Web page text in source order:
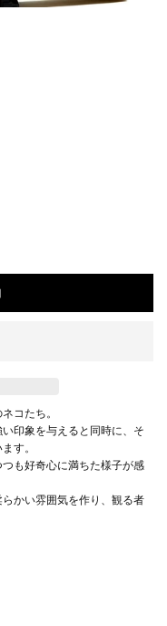
コたち。
印象を与えると同時に、そ
す。
も好奇心に満ちた様子が感
かい雰囲気を作り、観る者